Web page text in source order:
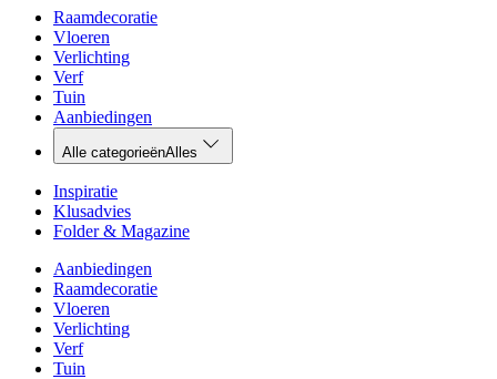
Raamdecoratie
Vloeren
Verlichting
Verf
Tuin
Aanbiedingen
Alle categorieënAlles
Inspiratie
Klusadvies
Folder & Magazine
Aanbiedingen
Raamdecoratie
Vloeren
Verlichting
Verf
Tuin